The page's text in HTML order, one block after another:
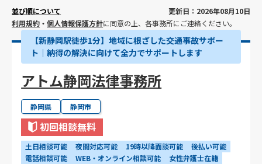
並び順について
更新日：2026年08月10日
利用規約 ・個人情報保護方針に同意の上、各事務所にご連絡ください。
【新静岡駅徒歩1分】地域に根ざした交通事故サポー
ト｜納得の解決に向けて全力でサポートします
アトム静岡法律事務所
静岡県 静岡市
初回相談無料
土日相談可能 夜間対応可能 19時以降面談可能
後払い可能
電話相談可能
WEB・オンライン相談可能
女性弁護士在籍